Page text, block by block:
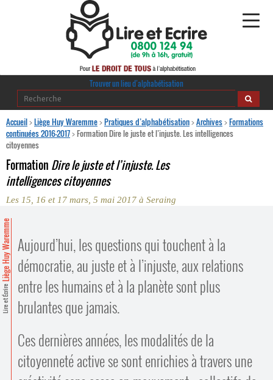
Alphabétisation
Comprendre et parler
Espace presse
Contacts
Trouver un lieu d’alphabétisation
Accueil>Liège Huy Waremme>Pratiques d’alphabétisation>Archives>Formations
continuées 2016-2017>Formation Dire le juste et l’injuste. Les intelligences
citoyennes
Formation Dire le juste et l’injuste. Les
intelligences citoyennes
Les 15, 16 et 17 mars, 5 mai 2017 à Seraing
Lire et Écrire
Liège Huy Waremme Aujourd’hui, les questions qui touchent à la
démocratie, au juste et à l’injuste, aux relations
entre les humains et à la planète sont plus
brulantes que jamais.
Ces dernières années, les modalités de la
citoyenneté active se sont enrichies à travers une